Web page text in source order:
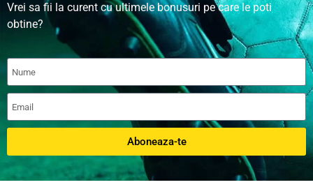
Vrei sa fii la curent cu ultimele bonusuri pe care le poti
obtine?
Aboneaza-te